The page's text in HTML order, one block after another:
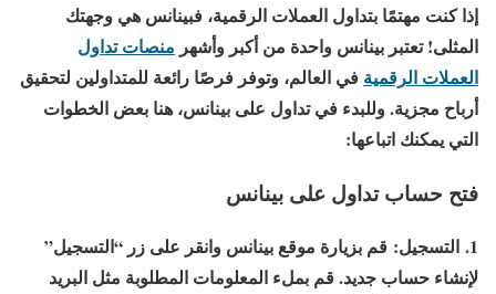
إذا كنت مهتمًا بتداول العملات الرقمية، فبينانس هي وجهتك
المثلى! تعتبر بينانس واحدة من أكبر وأشهر منصات تداول
العملات الرقمية في العالم، وتوفر فرصًا رائعة للمتداولين لتحقيق
أرباح مجزية. وللبدء في تداول على بينانس، هنا بعض الخطوات
التي يمكنك اتباعها:
فتح حساب تداول على بينانس
1. التسجيل: قم بزيارة موقع بينانس وانقر على زر “التسجيل”
لإنشاء حساب جديد. قم بملء المعلومات المطلوبة مثل البريد